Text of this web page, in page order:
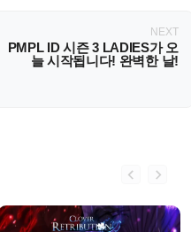
NEXT
PMPL ID 시즌 3 LADIES가 오
늘 시작됩니다! 완벽한 날!